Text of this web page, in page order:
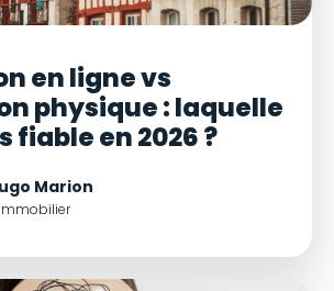
en ligne vs
physique : laquelle
fiable en 2026 ?
Marion